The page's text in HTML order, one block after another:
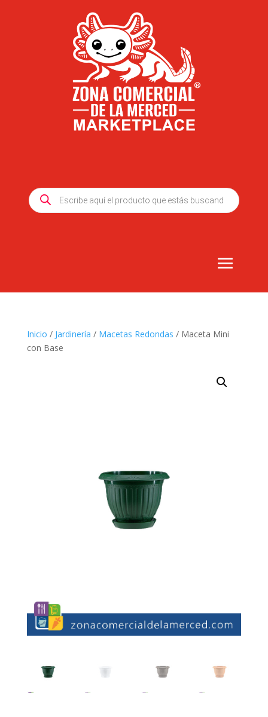
Products
search
Inicio / Jardinería / Macetas Redondas / Maceta Mini
con Base